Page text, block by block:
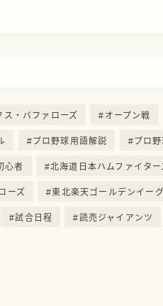
ス・バファローズ オープン戦
プロ野球用語解説 プロ
心者 北海道日本ハムファイター
ーズ 東北楽天ゴールデンイー
試合日程 読売ジャイアンツ